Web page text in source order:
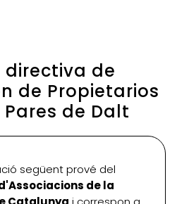
de
de Propietarios
de Dalt
següent prové del
de la